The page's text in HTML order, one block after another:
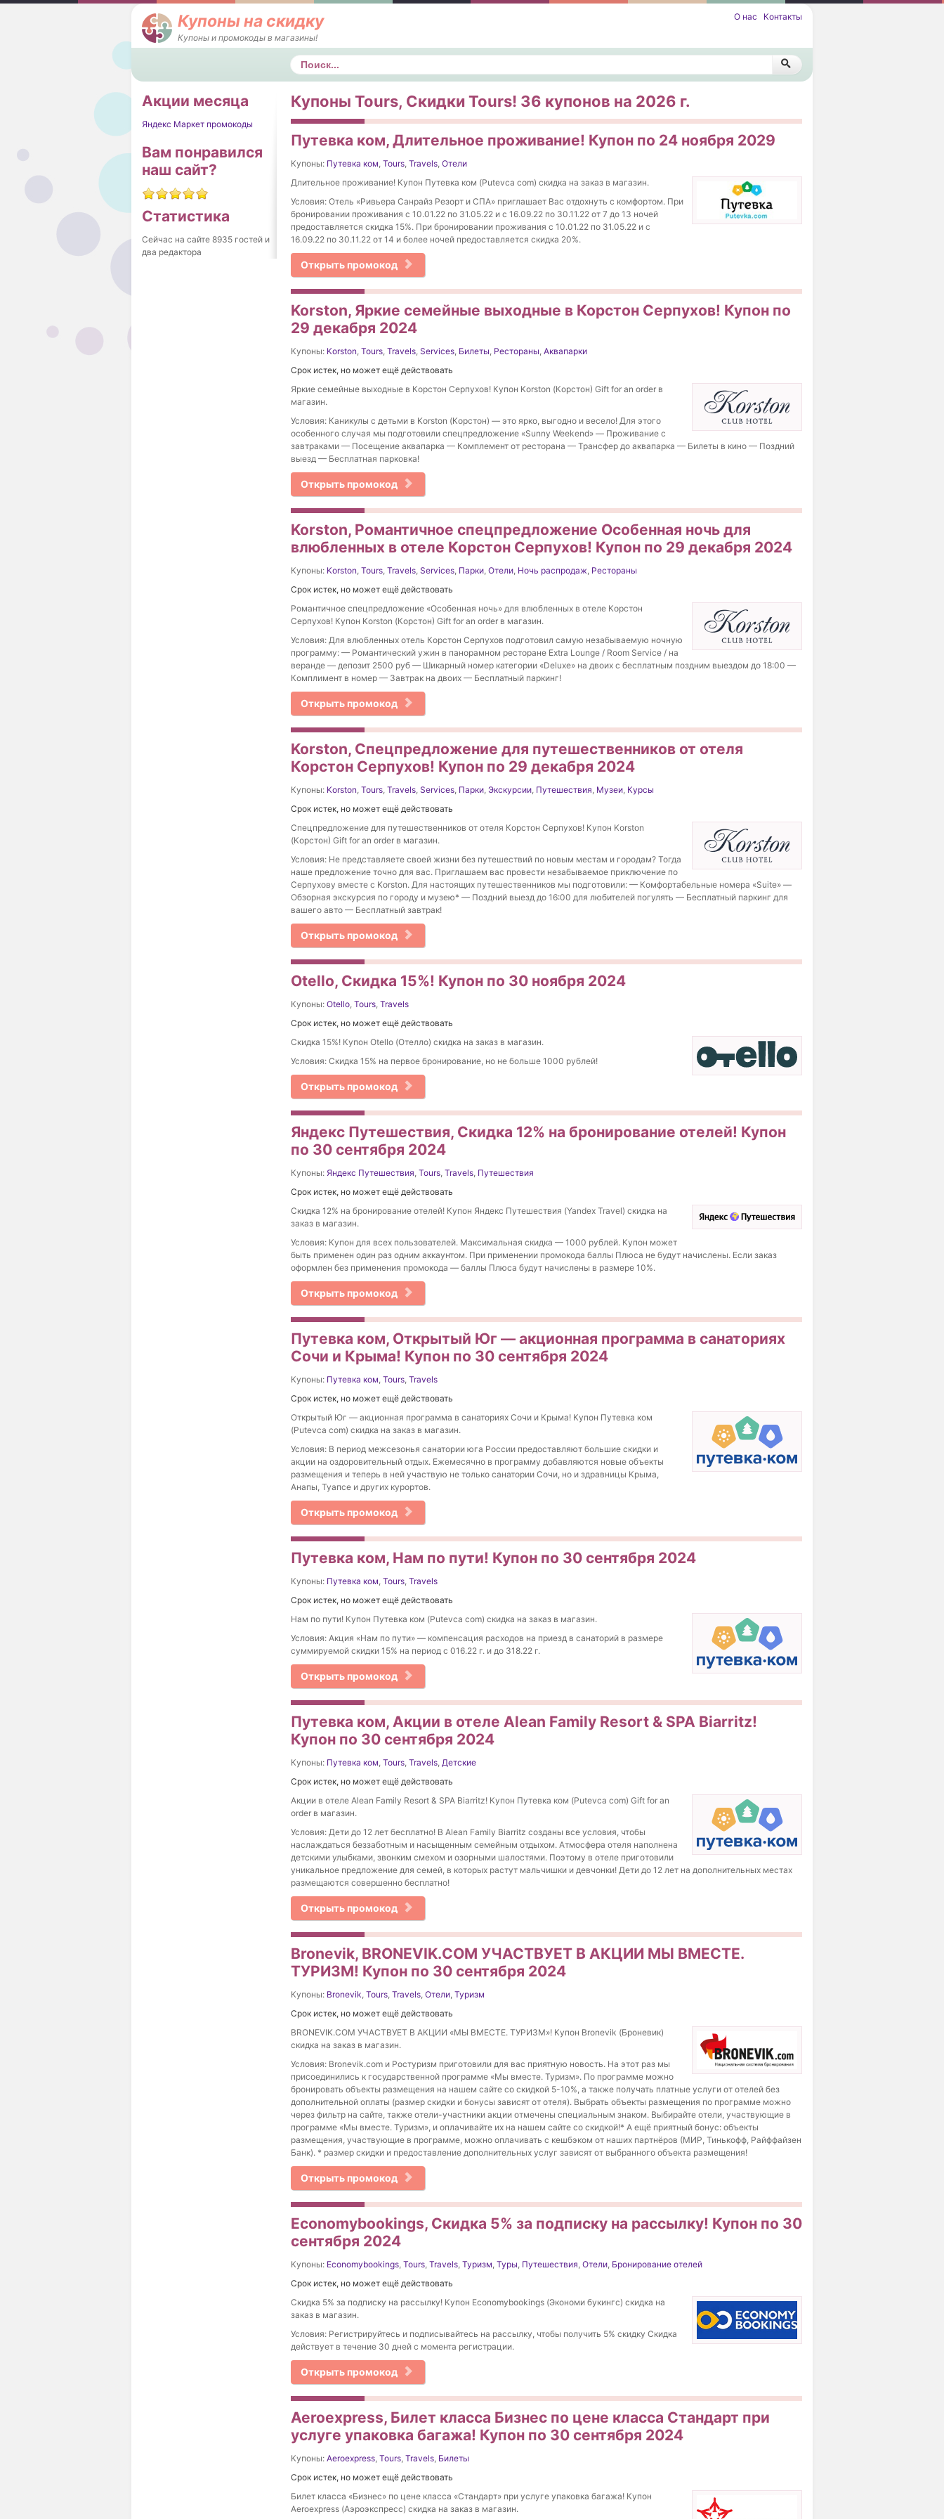
Купоны на скидку
Купоны и промокоды в магазины!
О нас Контакты
Поиск
Акции месяца
Яндекс Маркет промокоды
Вам понравился
наш сайт?
Статистика
Сейчас на сайте 8935 гостей и
два редактора
Купоны Tours, Скидки Tours! 36 купонов на 2026 г.
Путевка ком, Длительное проживание! Купон по 24 ноября 2029
Купоны: Путевка ком, Tours, Travels, Отели
Длительное проживание! Купон Путевка ком (Putevca com) скидка на заказ в магазин.
Условия: Отель «Ривьера Санрайз Резорт и СПА» приглашает Вас отдохнуть с комфортом. При
бронировании проживания с 10.01.22 по 31.05.22 и с 16.09.22 по 30.11.22 от 7 до 13 ночей
предоставляется скидка 15%. При бронировании проживания с 10.01.22 по 31.05.22 и с
16.09.22 по 30.11.22 от 14 и более ночей предоставляется скидка 20%.
Открыть промокод
Korston, Яркие семейные выходные в Корстон Серпухов! Купон по
29 декабря 2024
Купоны: Korston, Tours, Travels, Services, Билеты, Рестораны, Аквапарки
Срок истек, но может ещё действовать
Яркие семейные выходные в Корстон Серпухов! Купон Korston (Корстон) Gift for an order в
магазин.
Условия: Каникулы с детьми в Korston (Корстон) — это ярко, выгодно и весело! Для этого
особенного случая мы подготовили спецпредложение «Sunny Weekend» — Проживание с
завтраками — Посещение аквапарка — Комплемент от ресторана — Трансфер до аквапарка — Билеты в кино — Поздний
выезд — Бесплатная парковка!
Открыть промокод
Korston, Романтичное спецпредложение Особенная ночь для
влюбленных в отеле Корстон Серпухов! Купон по 29 декабря 2024
Купоны: Korston, Tours, Travels, Services, Парки, Отели, Ночь распродаж, Рестораны
Срок истек, но может ещё действовать
Романтичное спецпредложение «Особенная ночь» для влюбленных в отеле Корстон
Серпухов! Купон Korston (Корстон) Gift for an order в магазин.
Условия: Для влюбленных отель Корстон Серпухов подготовил самую незабываемую ночную
программу: — Романтический ужин в панорамном ресторане Extra Lounge / Room Service / на
веранде — депозит 2500 руб — Шикарный номер категории «Deluxe» на двоих с бесплатным поздним выездом до 18:00 —
Комплимент в номер — Завтрак на двоих — Бесплатный паркинг!
Открыть промокод
Korston, Спецпредложение для путешественников от отеля
Корстон Серпухов! Купон по 29 декабря 2024
Купоны: Korston, Tours, Travels, Services, Парки, Экскурсии, Путешествия, Музеи, Курсы
Срок истек, но может ещё действовать
Спецпредложение для путешественников от отеля Корстон Серпухов! Купон Korston
(Корстон) Gift for an order в магазин.
Условия: Не представляете своей жизни без путешествий по новым местам и городам? Тогда
наше предложение точно для вас. Приглашаем вас провести незабываемое приключение по
Серпухову вместе с Korston. Для настоящих путешественников мы подготовили: — Комфортабельные номера «Suite» —
Обзорная экскурсия по городу и музею* — Поздний выезд до 16:00 для любителей погулять — Бесплатный паркинг для
вашего авто — Бесплатный завтрак!
Открыть промокод
Otello, Скидка 15%! Купон по 30 ноября 2024
Купоны: Otello, Tours, Travels
Срок истек, но может ещё действовать
Скидка 15%! Купон Otello (Отелло) скидка на заказ в магазин.
Условия: Скидка 15% на первое бронирование, но не больше 1000 рублей!
Открыть промокод
Яндекс Путешествия, Скидка 12% на бронирование отелей! Купон
по 30 сентября 2024
Купоны: Яндекс Путешествия, Tours, Travels, Путешествия
Срок истек, но может ещё действовать
Скидка 12% на бронирование отелей! Купон Яндекс Путешествия (Yandex Travel) скидка на
заказ в магазин.
Условия: Купон для всех пользователей. Максимальная скидка — 1000 рублей. Купон может
быть применен один раз одним аккаунтом. При применении промокода баллы Плюса не будут начислены. Если заказ
оформлен без применения промокода — баллы Плюса будут начислены в размере 10%.
Открыть промокод
Путевка ком, Открытый Юг — акционная программа в санаториях
Сочи и Крыма! Купон по 30 сентября 2024
Купоны: Путевка ком, Tours, Travels
Срок истек, но может ещё действовать
Открытый Юг — акционная программа в санаториях Сочи и Крыма! Купон Путевка ком
(Putevca com) скидка на заказ в магазин.
Условия: В период межсезонья санатории юга России предоставляют большие скидки и
акции на оздоровительный отдых. Ежемесячно в программу добавляются новые объекты
размещения и теперь в ней участвую не только санатории Сочи, но и здравницы Крыма,
Анапы, Туапсе и других курортов.
Открыть промокод
Путевка ком, Нам по пути! Купон по 30 сентября 2024
Купоны: Путевка ком, Tours, Travels
Срок истек, но может ещё действовать
Нам по пути! Купон Путевка ком (Putevca com) скидка на заказ в магазин.
Условия: Акция «Нам по пути» — компенсация расходов на приезд в санаторий в размере
суммируемой скидки 15% на период с 016.22 г. и до 318.22 г.
Открыть промокод
Путевка ком, Акции в отеле Alean Family Resort & SPA Biarritz!
Купон по 30 сентября 2024
Купоны: Путевка ком, Tours, Travels, Детские
Срок истек, но может ещё действовать
Акции в отеле Alean Family Resort & SPA Biarritz! Купон Путевка ком (Putevca com) Gift for an
order в магазин.
Условия: Дети до 12 лет бесплатно! В Alean Family Biarritz созданы все условия, чтобы
наслаждаться беззаботным и насыщенным семейным отдыхом. Атмосфера отеля наполнена
детскими улыбками, звонким смехом и озорными шалостями. Поэтому в отеле приготовили
уникальное предложение для семей, в которых растут мальчишки и девчонки! Дети до 12 лет на дополнительных местах
размещаются совершенно бесплатно!
Открыть промокод
Bronevik, BRONEVIK.COM УЧАСТВУЕТ В АКЦИИ МЫ ВМЕСТЕ.
ТУРИЗМ! Купон по 30 сентября 2024
Купоны: Bronevik, Tours, Travels, Отели, Туризм
Срок истек, но может ещё действовать
BRONEVIK.COM УЧАСТВУЕТ В АКЦИИ «МЫ ВМЕСТЕ. ТУРИЗМ»! Купон Bronevik (Броневик)
скидка на заказ в магазин.
Условия: Bronevik.com и Ростуризм приготовили для вас приятную новость. На этот раз мы
присоединились к государственной программе «Мы вместе. Туризм». По программе можно
бронировать объекты размещения на нашем сайте со скидкой 5-10%, а также получать платные услуги от отелей без
дополнительной оплаты (размер скидки и бонусы зависят от отеля). Выбрать объекты размещения по программе можно
через фильтр на сайте, также отели-участники акции отмечены специальным знаком. Выбирайте отели, участвующие в
программе «Мы вместе. Туризм», и оплачивайте их на нашем сайте со скидкой!* А ещё приятный бонус: объекты
размещения, участвующие в программе, можно оплачивать с кешбэком от наших партнёров (МИР, Тинькофф, Райффайзен
Банк). * размер скидки и предоставление дополнительных услуг зависят от выбранного объекта размещения!
Открыть промокод
Economybookings, Скидка 5% за подписку на рассылку! Купон по 30
сентября 2024
Купоны: Economybookings, Tours, Travels, Туризм, Туры, Путешествия, Отели, Бронирование отелей
Срок истек, но может ещё действовать
Скидка 5% за подписку на рассылку! Купон Economybookings (Экономи букингс) скидка на
заказ в магазин.
Условия: Регистрируйтесь и подписывайтесь на рассылку, чтобы получить 5% скидку Скидка
действует в течение 30 дней с момента регистрации.
Открыть промокод
Aeroexpress, Билет класса Бизнес по цене класса Стандарт при
услуге упаковка багажа! Купон по 30 сентября 2024
Купоны: Aeroexpress, Tours, Travels, Билеты
Срок истек, но может ещё действовать
Билет класса «Бизнес» по цене класса «Стандарт» при услуге упаковка багажа! Купон
Aeroexpress (Аэроэкспресс) скидка на заказ в магазин.